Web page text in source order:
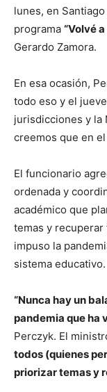
lunes, en
programa “Volvé
Gerardo Zamora.
En esa ocasión,
todo eso y el
jurisdicciones y la
creemos que en
El funcionario
ordenada y
académico que
temas y
impuso la
sistema educativo.
“Nunca hay un
pandemia que ha
Perczyk. El
todos (quienes
priorizar temas y